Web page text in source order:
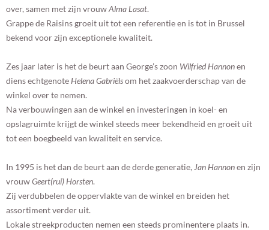
over, samen met zijn vrouwAlma Lasat.
Grappe de Raisins groeit uit tot een referentie en is tot in Brussel
bekend voor zijn exceptionele kwaliteit.
Zes jaar later is het de beurt aan George’s zoon Wilfried Hannonen
diens echtgenote Helena Gabriëlsom het zaakvoerderschap van de
winkel over te nemen.
Na verbouwingen aan de winkel en investeringen in koel- en
opslagruimte krijgt de winkel steeds meer bekendheid en groeit uit
tot een boegbeeld van kwaliteit en service.
In 1995 is het dan de beurt aan de derde generatie, Jan Hannonen zijn
vrouwGeert(rui) Horsten.
Zij verdubbelen de oppervlakte van de winkel en breiden het
assortiment verder uit.
Lokale streekproducten nemen een steeds prominentere plaats in.